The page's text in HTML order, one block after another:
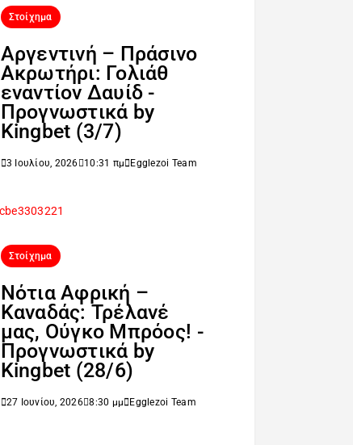
Στοίχημα
Αργεντινή – Πράσινο
Ακρωτήρι: Γολιάθ
εναντίον Δαυίδ -
Προγνωστικά by
Kingbet (3/7)
3 Ιουλίου, 2026 10:31 πμ Egglezoi Team
Στοίχημα
Νότια Αφρική –
Καναδάς: Τρέλανέ
μας, Ούγκο Μπρόος! -
Προγνωστικά by
Kingbet (28/6)
27 Ιουνίου, 2026 8:30 μμ Egglezoi Team